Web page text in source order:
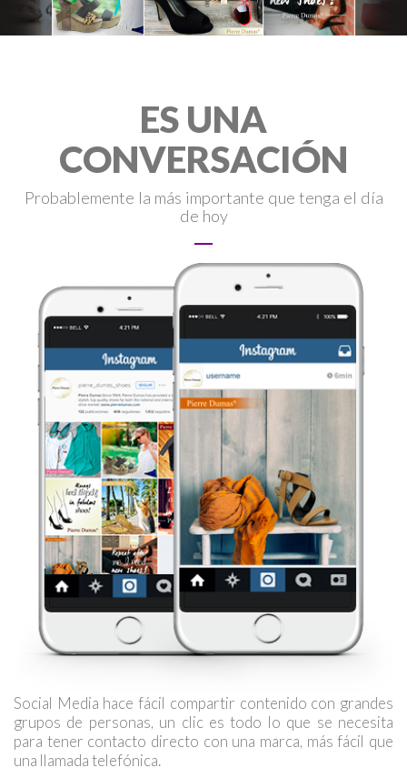
ES UNA
CONVERSACIÓN
Probablemente la más importante que tenga el día
de hoy
Social Media hace fácil compartir contenido con grandes
grupos de personas, un clic es todo lo que se necesita
para tener contacto directo con una marca, más fácil que
una llamada telefónica.